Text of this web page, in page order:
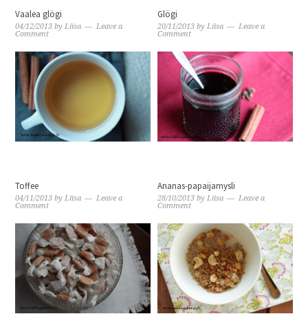
Vaalea glögi
04/12/2013 byLiisa
Leave a
Comment
Glögi
20/11/2013 byLiisa
Leave a
Comment
Toffee
04/11/2013 byLiisa
Leave a
Comment
Ananas-papaijamysli
28/10/2013 byLiisa
Leave a
Comment